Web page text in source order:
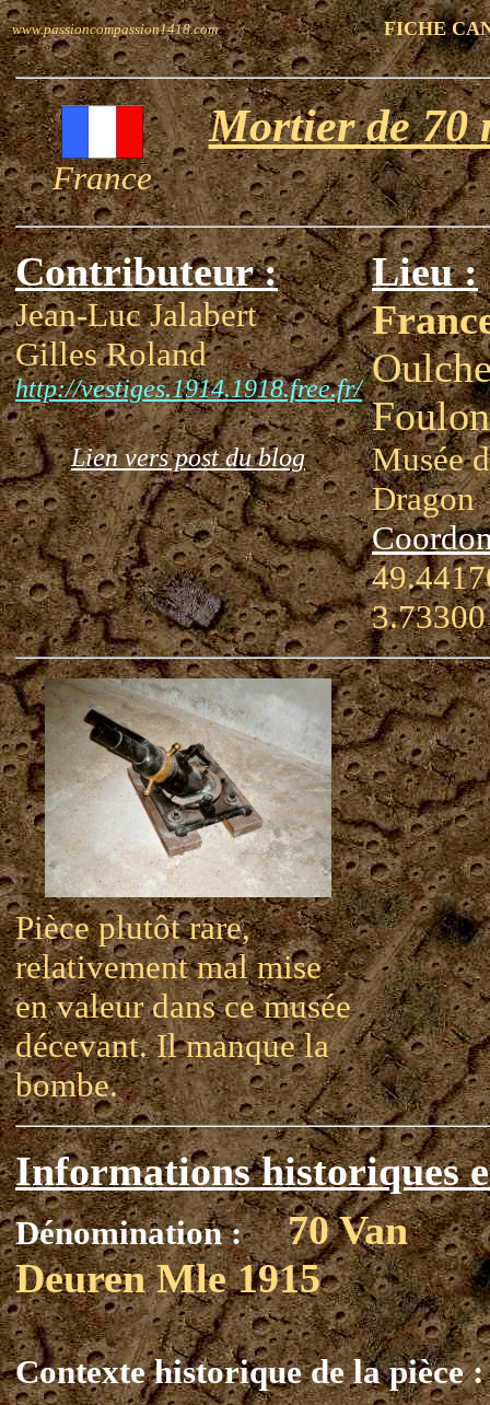
www.passioncompassion1418.com FICHE
France
Mortier de 70
Contributeur :
Jean-Luc Jalabert
Gilles Roland
http://vestiges.1914.1918.free.fr/
Lien vers post du blog
Lieu :
Musée
Dragon
3.73300
Pièce plutôt rare,
relativement mal mise
en valeur dans ce musée
décevant. Il manque la
bombe.
Informations historiques
Dénomination :
70 Van
Deuren Mle 1915
Contexte historique de la pièce :